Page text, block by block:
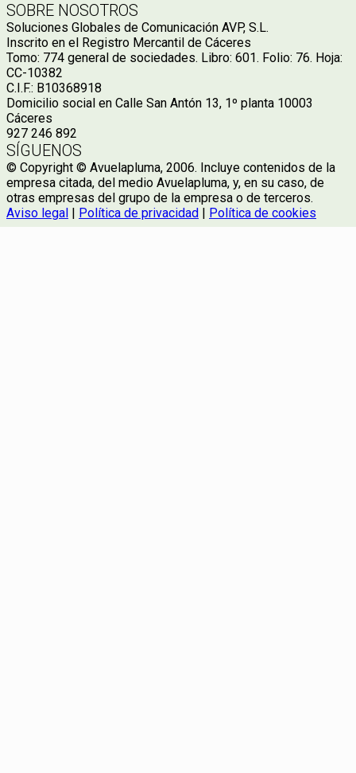
SOBRE NOSOTROS
Soluciones Globales de Comunicación AVP, S.L.
Inscrito en el Registro Mercantil de Cáceres
Tomo: 774 general de sociedades. Libro: 601. Folio: 76. Hoja:
CC-10382
C.I.F.: B10368918
Domicilio social en Calle San Antón 13, 1º planta 10003
Cáceres
927 246 892
SÍGUENOS
© Copyright © Avuelapluma, 2006. Incluye contenidos de la
empresa citada, del medio Avuelapluma, y, en su caso, de
otras empresas del grupo de la empresa o de terceros.
Aviso legal | Política de privacidad | Política de cookies